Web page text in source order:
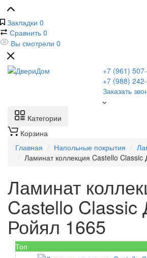
Закладки 0
Сравнить 0
Вы смотрели 0
+7 (961)
+7 (988)
Заказать
Категории
Корзина
Главная
Напольные покрытия
Ламинат коллекция Castello Classic
Ламинат
Castello Classic
Ройял 1665
Топ